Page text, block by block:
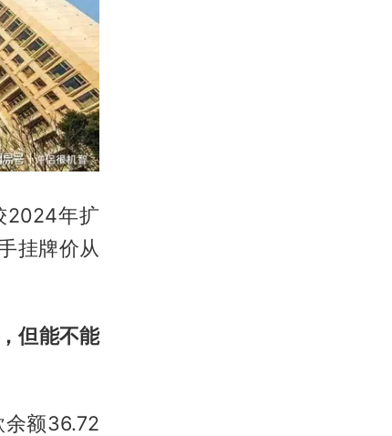
2024年扩
挂牌价从
但能不能
额36.72